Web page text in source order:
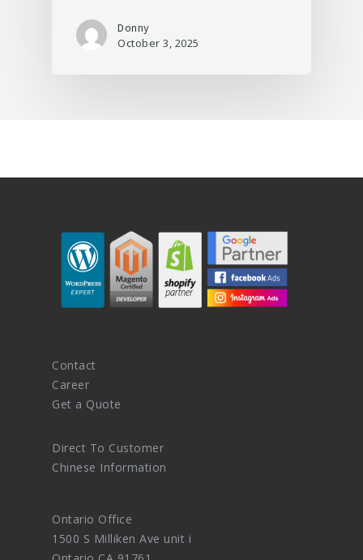
Donny
October 3, 2025
Contact
Career
Get a Quote
Direct To Customer
Chinese Information
Ontario Office
1500 S Milliken Ave unit i